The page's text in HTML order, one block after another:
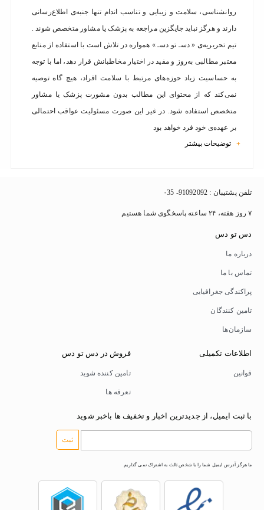
روانشناسی، سلامت و زیبایی و تناسب اندام تنها جنبه‌ی اطلاع‌رسانی
دارند و هرگز نباید جایگزین مراجعه به پزشک یا مشاور متخصص شوند .
تیم تحریریه‌ی « دسـ تو دسـ » همواره در تلاش است با استفاده از منابع
معتبر مطالبی به‌روز و مفید در اختیار مخاطبانش قرار دهد، اما با توجه
به حساسیت زیاد حوزه‌های مرتبط با سلامت افراد، هیچ گاه توصیه
نمی‌کند که از محتوای این مطالب بدون مشورت پزشک یا مشاور
متخصص استفاده شود. در غیر این صورت مسئولیت عواقب احتمالی
بر عهده‌ی خود فرد خواهد بود
+ توضیحات بیشتر
تلفن پشتیبان : 91092092- ۰35
۷ روز هفته، ۲۴ ساعته پاسخگوی شما هستیم
دس تو دس
درباره ما
تماس با ما
پراکندگی جغرافیایی
تامین کنندگان
سازمان‌ها
اطلاعات تکمیلی
قوانین
فروش در دس تو دس
تامین کننده شوید
تعرفه ها
با ثبت ایمیل، از جدیدترین اخبار و تخفیف ها باخبر شوید
ثبت
ما هرگز آدرس ایمیل شما را با شخص ثالث به اشتراک نمی گذاریم